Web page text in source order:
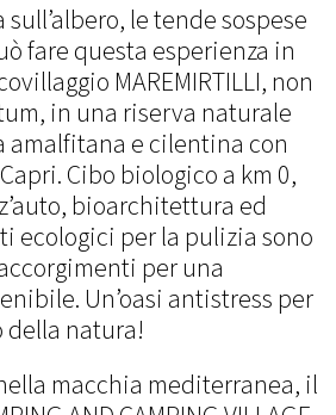
sull’albero, le tende sospese
fare questa esperienza in
MAREMIRTILLI, non
in una riserva naturale
amalfitana e cilentina con
Cibo biologico a km 0,
bioarchitettura ed
ecologici per la pulizia sono
per una
Un’oasi antistress per
della natura!
macchia mediterranea, il